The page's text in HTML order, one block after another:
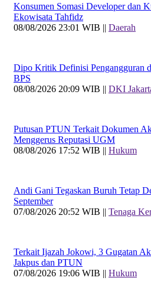
Konsumen Somasi Developer dan
Ekowisata Tahfidz
08/08/2026 23:01 WIB || Daerah
Dipo Kritik Definisi Pengangguran
BPS
08/08/2026 20:09 WIB || DKI
Putusan PTUN Terkait Dokumen
Menggerus Reputasi UGM
08/08/2026 17:52 WIB || Hukum
Andi Gani Tegaskan Buruh Tetap
September
07/08/2026 20:52 WIB || Tenaga
Terkait Ijazah Jokowi, 3 Gugatan
Jakpus dan PTUN
07/08/2026 19:06 WIB || Hukum